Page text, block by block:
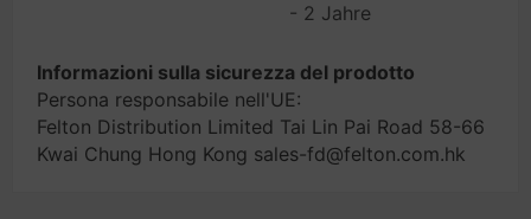
- 2 Jahre
Informazioni sulla sicurezza del prodotto
Persona responsabile nell'UE:
Felton Distribution Limited Tai Lin Pai Road 58-66
Kwai Chung Hong Kong sales-fd@felton.com.hk